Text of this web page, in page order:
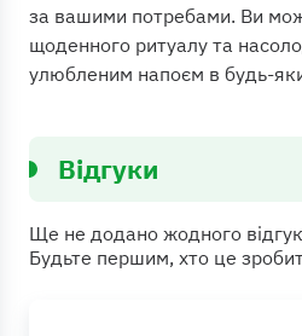
за вашими потребами. Ви
щоденного ритуалу та
улюбленим напоєм в будь-
Відгуки
Ще не додано жодного
Будьте першим, хто це